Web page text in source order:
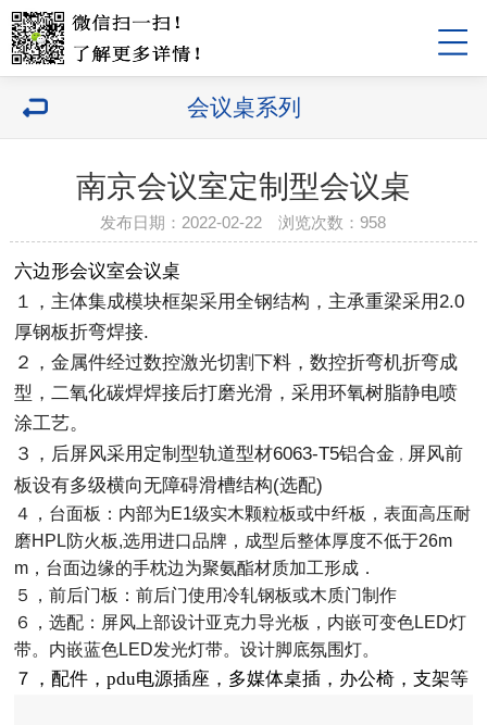
会议桌系列
南京会议室定制型会议桌
发布日期：2022-02-22 浏览次数：958
六边形会议室会议桌
１，主体集成模块框架采用全钢结构，主承重梁采用2.0
厚钢板折弯焊接.
２，金属件经过数控激光切割下料，数控折弯机折弯成
型，二氧化碳焊焊接后打磨光滑，采用环氧树脂静电喷
涂工艺。
３，后屏风采用定制型轨道型材6063-T5铝合金 ， 屏风前
板设有多级横向无障碍滑槽结构(选配)
４，台面板：内部为E1级实木颗粒板或中纤板，表面高压耐
磨HPL防火板,选用进口品牌，成型后整体厚度不低于26m
m，台面边缘的手枕边为聚氨酯材质加工形成．
５，前后门板：前后门使用冷轧钢板或木质门制作
６，选配：屏风上部设计亚克力导光板，内嵌可变色LED灯
带。内嵌蓝色LED发光灯带。设计脚底氛围灯。
７，配件，pdu电源插座，多媒体桌插，办公椅，支架等